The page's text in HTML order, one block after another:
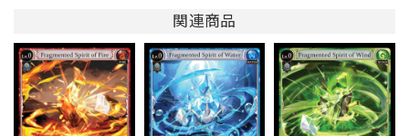
関連商品